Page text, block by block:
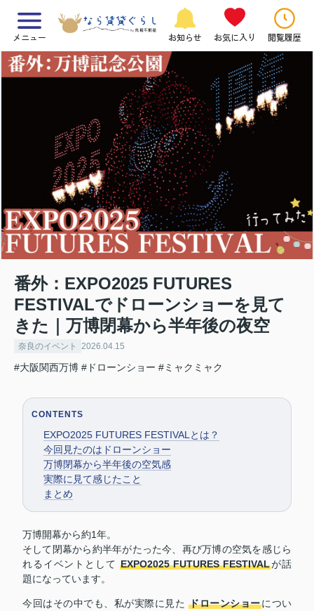
メニュー お知らせ お気に入り 閲覧履歴
番外：EXPO2025 FUTURES
FESTIVALでドローンショーを見て
きた｜万博閉幕から半年後の夜空
奈良のイベント 2026.04.15
#大阪関西万博 #ドローンショー #ミャクミャク
CONTENTS
EXPO2025 FUTURES FESTIVALとは？
今回見たのはドローンショー
万博閉幕から半年後の空気感
実際に見て感じたこと
まとめ
万博開幕から約1年。
そして閉幕から約半年がたった今、再び万博の空気を感じら
れるイベントとして EXPO2025 FUTURES FESTIVALが話
題になっています。
今回はその中でも、私が実際に見た ドローンショーについ